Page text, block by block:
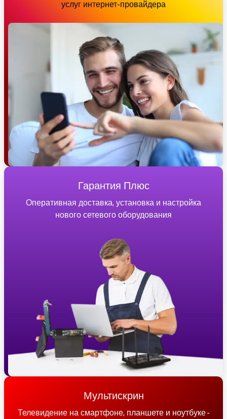
услуг интернет-провайдера
Гарантия Плюс
Оперативная доставка, установка и настройка
нового сетевого оборудования
Мультискрин
Телевидение на смартфоне, планшете и ноутбуке -